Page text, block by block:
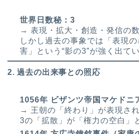
世界日数秘：3
→ 表現・拡大・創造・発信の数
しかし過去の事象では「表現
害」という“影の3”が強く出てい
2. 過去の出来事との照応
1056年 ビザンツ帝国マケドニ
→ 王朝の「終わり」が表現さ
3の「拡散」が「権力の空白」